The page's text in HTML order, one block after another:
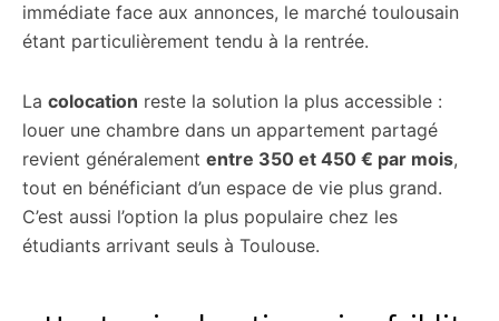
immédiate face aux annonces, le marché toulousain
étant particulièrement tendu à la rentrée.
La colocation reste la solution la plus accessible :
louer une chambre dans un appartement partagé
revient généralement entre 350 et 450 € par mois,
tout en bénéficiant d’un espace de vie plus grand.
C’est aussi l’option la plus populaire chez les
étudiants arrivant seuls à Toulouse.